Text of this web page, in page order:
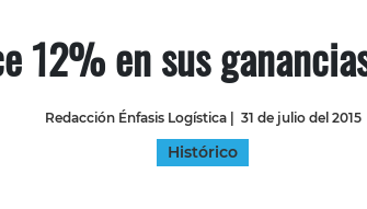
e inventarios
y distribución
12% en sus
Redacción Énfasis Logística| 31 de julio del 2015
Histórico